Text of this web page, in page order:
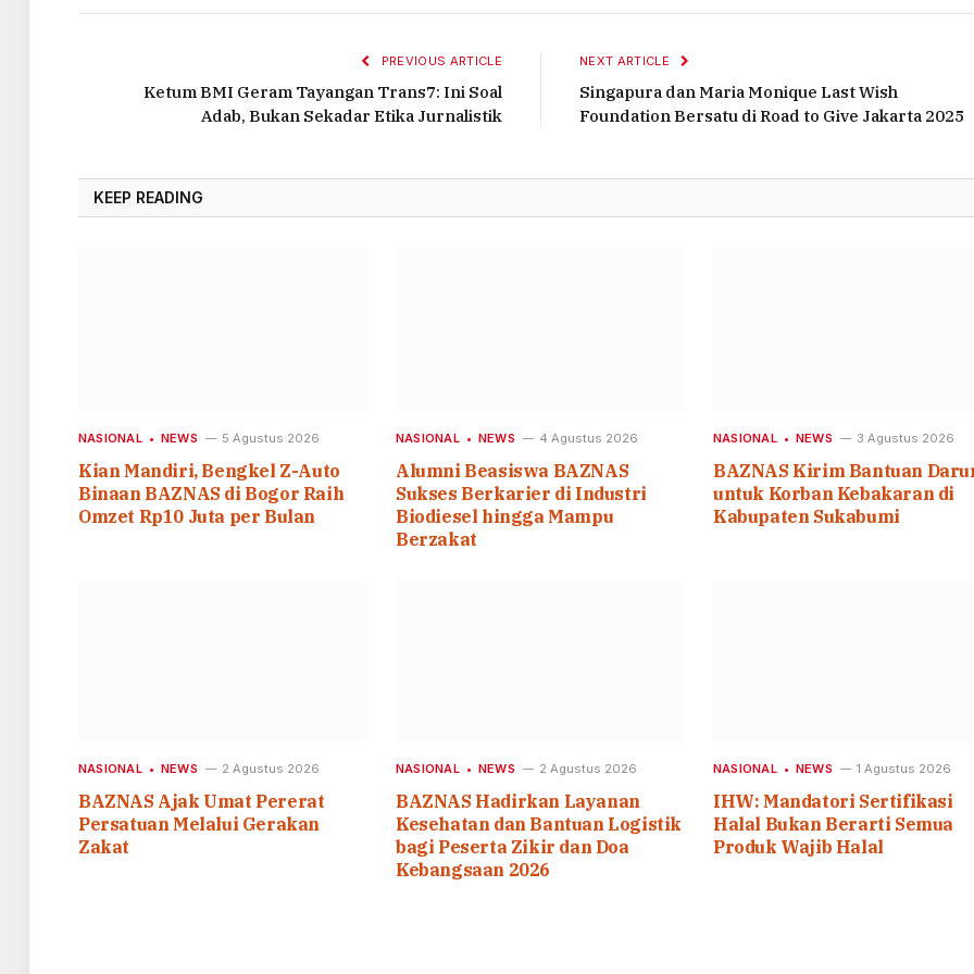
PREVIOUS ARTICLE
Ketum BMI Geram Tayangan Trans7: Ini Soal
Adab, Bukan Sekadar Etika Jurnalistik
NEXT ARTICLE
Singapura dan Maria Monique Last Wish
Foundation Bersatu di Road to Give Jakarta 2025
KEEP READING
NASIONAL NEWS 5 Agustus 2026
Kian Mandiri, Bengkel Z-Auto
Binaan BAZNAS di Bogor Raih
Omzet Rp10 Juta per Bulan
NASIONAL NEWS 4 Agustus 2026
Alumni Beasiswa BAZNAS
Sukses Berkarier di Industri
Biodiesel hingga Mampu
Berzakat
NASIONAL NEWS 3 Agustus 2026
BAZNAS Kirim Bantuan
untuk Korban Kebakaran di
Kabupaten Sukabumi
NASIONAL NEWS 2 Agustus 2026
BAZNAS Ajak Umat Pererat
Persatuan Melalui Gerakan
Zakat
NASIONAL NEWS 2 Agustus 2026
BAZNAS Hadirkan Layanan
Kesehatan dan Bantuan Logistik
bagi Peserta Zikir dan Doa
Kebangsaan 2026
NASIONAL NEWS 1 Agustus 2026
IHW: Mandatori Sertifikasi
Halal Bukan Berarti Semua
Produk Wajib Halal